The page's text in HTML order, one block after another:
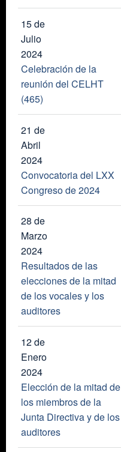
15 de
Julio
2024
Celebración de la
reunión del CELHT
(465)
21 de
Abril
2024
Convocatoria del LXX
Congreso de 2024
28 de
Marzo
2024
Resultados de las
elecciones de la mitad
de los vocales y los
auditores
12 de
Enero
2024
Elección de la mitad de
los miembros de la
Junta Directiva y de los
auditores